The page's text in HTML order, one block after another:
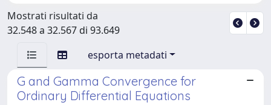
Mostrati risultati da
32.548 a 32.567 di 93.649
esporta metadati
G and Gamma Convergence for
Ordinary Differential Equations